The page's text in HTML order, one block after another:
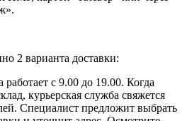
2 варианта доставки:
работает с 9.00 до 19.00. Когда
курьерская служба свяжется
Специалист предложит выбрать